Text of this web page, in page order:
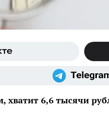
хватит 6,6 тысячи